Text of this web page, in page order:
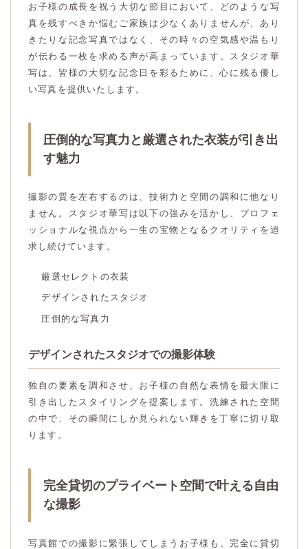
お子様の成長を祝う大切な節目において、どのような写
真を残すべきか悩むご家族は少なくありませんが、あり
きたりな記念写真ではなく、その時々の空気感や温もり
が伝わる一枚を求める声が高まっています。スタジオ華
写は、皆様の大切な記念日を彩るために、心に残る優し
い写真を提供いたします。
圧倒的な写真力と厳選された衣装が引き出
す魅力
撮影の質を左右するのは、技術力と空間の調和に他なり
ません。スタジオ華写は以下の強みを活かし、プロフェ
ッショナルな視点から一生の宝物となるクオリティを追
求し続けています。
厳選セレクトの衣装
デザインされたスタジオ
圧倒的な写真力
デザインされたスタジオでの撮影体験
独自の要素を調和させ、お子様の自然な表情を最大限に
引き出したスタイリングを提案します。洗練された空間
の中で、その瞬間にしか見られない輝きを丁寧に切り取
ります。
完全貸切のプライベート空間で叶える自由
な撮影
写真館での撮影に緊張してしまうお子様も、完全に貸切